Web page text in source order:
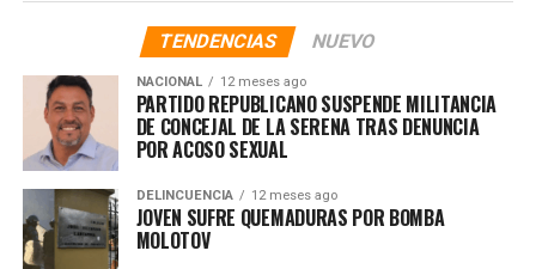
TENDENCIAS NUEVO
NACIONAL 12 meses ago
PARTIDO REPUBLICANO SUSPENDE MILITANCIA
DE CONCEJAL DE LA SERENA TRAS DENUNCIA
POR ACOSO SEXUAL
DELINCUENCIA 12 meses ago
JOVEN SUFRE QUEMADURAS POR BOMBA
MOLOTOV